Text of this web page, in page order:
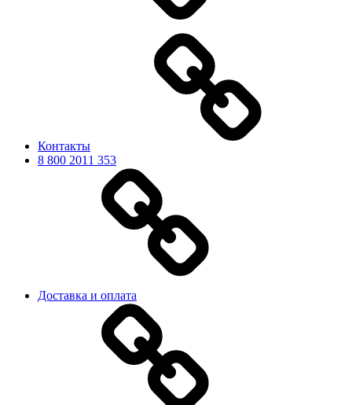
Контакты
8 800 2011 353
Доставка и оплата